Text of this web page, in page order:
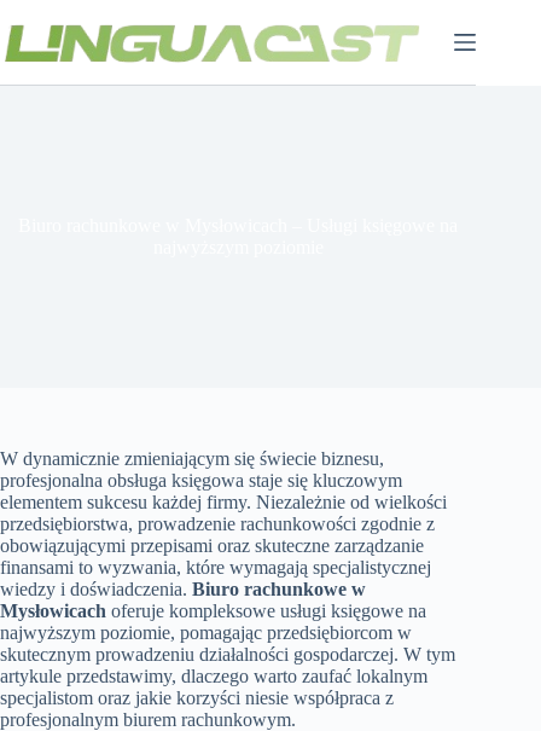
do
treści
W dynamicznie zmieniającym się świecie biznesu,
profesjonalna obsługa księgowa staje się kluczowym
elementem sukcesu każdej firmy. Niezależnie od wielkości
przedsiębiorstwa, prowadzenie rachunkowości zgodnie z
obowiązującymi przepisami oraz skuteczne zarządzanie
finansami to wyzwania, które wymagają specjalistycznej
wiedzy i doświadczenia. Biuro rachunkowe w
Mysłowicach oferuje kompleksowe usługi księgowe na
najwyższym poziomie, pomagając przedsiębiorcom w
skutecznym prowadzeniu działalności gospodarczej. W tym
artykule przedstawimy, dlaczego warto zaufać lokalnym
specjalistom oraz jakie korzyści niesie współpraca z
profesjonalnym biurem rachunkowym.